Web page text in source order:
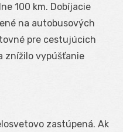
100 km. Dobíjacie
na autobusových
pre cestujúcich
znížilo vypúšťanie
zastúpená. Ak